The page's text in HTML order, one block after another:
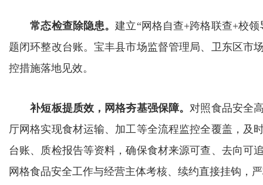
常态检查除隐患。建立“网格自查+跨格联查+校
题闭环整改台账。宝丰县市场监督管理局、卫东区市
控措施落地见效。
补短板提质效，网格夯基强保障。对照食品安全
厅网格实现食材运输、加工等全流程监控全覆盖，及
台账、质检报告等资料，确保食材来源可查、去向可
网格食品安全工作与经营主体考核、续约直接挂钩，